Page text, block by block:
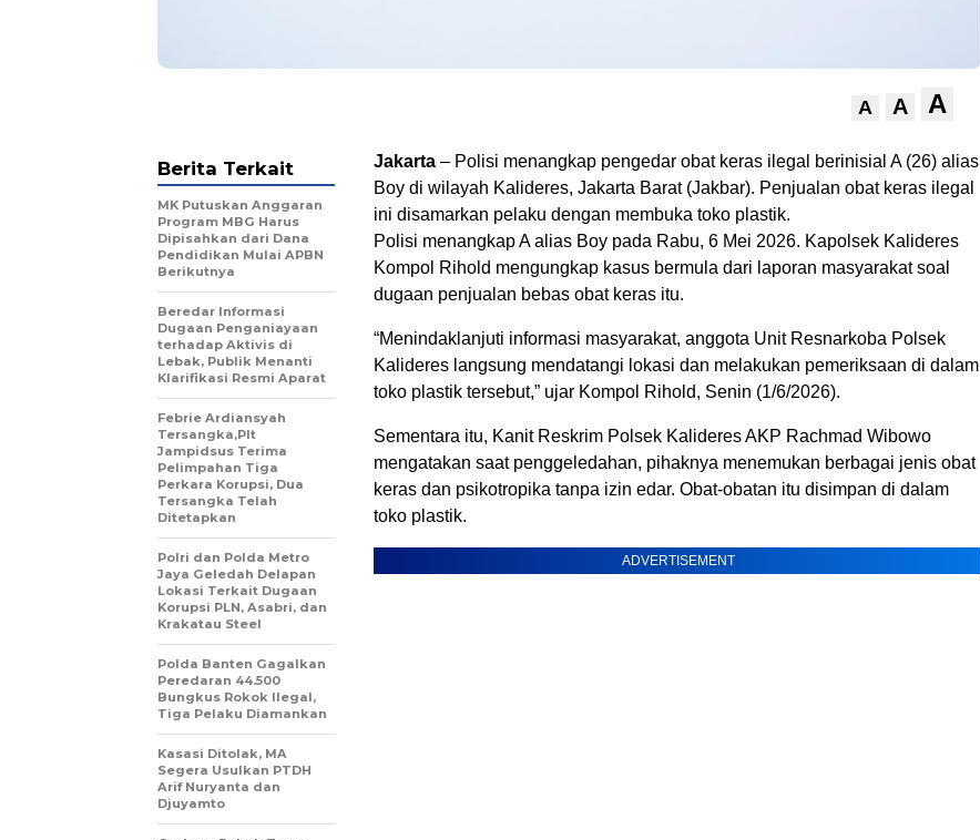
A A A
Jakarta – Polisi menangkap pengedar obat keras ilegal berinisial A (26) alias
Boy di wilayah Kalideres, Jakarta Barat (Jakbar). Penjualan obat keras ilegal
ini disamarkan pelaku dengan membuka toko plastik.
Polisi menangkap A alias Boy pada Rabu, 6 Mei 2026. Kapolsek Kalideres
Kompol Rihold mengungkap kasus bermula dari laporan masyarakat soal
dugaan penjualan bebas obat keras itu.
“Menindaklanjuti informasi masyarakat, anggota Unit Resnarkoba Polsek
Kalideres langsung mendatangi lokasi dan melakukan pemeriksaan di dalam
toko plastik tersebut,” ujar Kompol Rihold, Senin (1/6/2026).
Sementara itu, Kanit Reskrim Polsek Kalideres AKP Rachmad Wibowo
mengatakan saat penggeledahan, pihaknya menemukan berbagai jenis obat
keras dan psikotropika tanpa izin edar. Obat-obatan itu disimpan di dalam
toko plastik.
ADVERTISEMENT
Berita Terkait
MK Putuskan Anggaran
Program MBG Harus
Dipisahkan dari Dana
Pendidikan Mulai APBN
Berikutnya
Beredar Informasi
Dugaan Penganiayaan
terhadap Aktivis di
Lebak, Publik Menanti
Klarifikasi Resmi Aparat
Febrie Ardiansyah
Tersangka,Plt
Jampidsus Terima
Pelimpahan Tiga
Perkara Korupsi, Dua
Tersangka Telah
Ditetapkan
Polri dan Polda Metro
Jaya Geledah Delapan
Lokasi Terkait Dugaan
Korupsi PLN, Asabri, dan
Krakatau Steel
Polda Banten Gagalkan
Peredaran 44.500
Bungkus Rokok Ilegal,
Tiga Pelaku Diamankan
Kasasi Ditolak, MA
Segera Usulkan PTDH
Arif Nuryanta dan
Djuyamto